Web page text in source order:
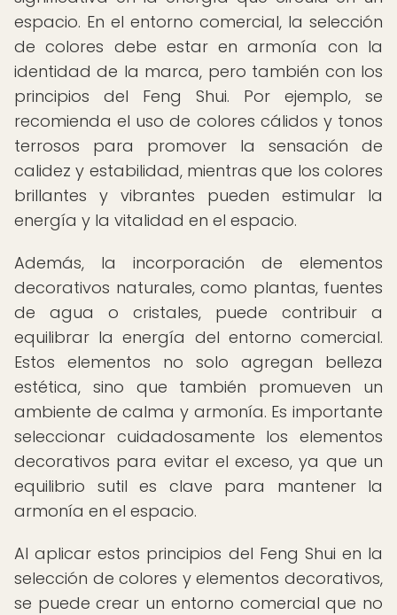
espacio. En el entorno comercial, la selección
de colores debe estar en armonía con la
identidad de la marca, pero también con los
principios del Feng Shui. Por ejemplo, se
recomienda el uso de colores cálidos y tonos
terrosos para promover la sensación de
calidez y estabilidad, mientras que los colores
brillantes y vibrantes pueden estimular la
energía y la vitalidad en el espacio.
Además, la incorporación de elementos
decorativos naturales, como plantas, fuentes
de agua o cristales, puede contribuir a
equilibrar la energía del entorno comercial.
Estos elementos no solo agregan belleza
estética, sino que también promueven un
ambiente de calma y armonía. Es importante
seleccionar cuidadosamente los elementos
decorativos para evitar el exceso, ya que un
equilibrio sutil es clave para mantener la
armonía en el espacio.
Al aplicar estos principios del Feng Shui en la
selección de colores y elementos decorativos,
se puede crear un entorno comercial que no